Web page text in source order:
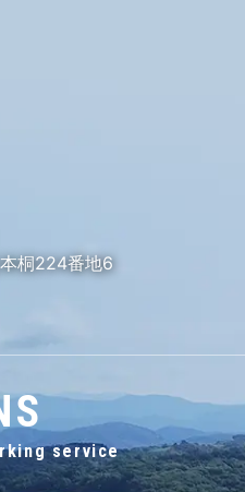
桐224番地6
service